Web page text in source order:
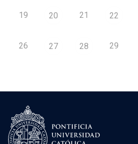
19 20 21 22
26 27 28 29